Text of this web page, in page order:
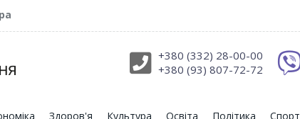
+380 (332) 28-00-00
+380 (93) 807-72-72
Здоров'я Культура Освіта Політика Спорт